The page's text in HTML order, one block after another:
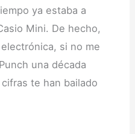
ya estaba a
Mini. De hecho,
si no me
una década
te han bailado